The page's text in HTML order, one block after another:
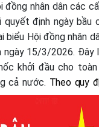
đồng nhân dân các
định ngày bầu
biểu Hội đồng nhân
ngày 15/3/2026. Đây
khởi đầu cho
cả nước. Theo quy